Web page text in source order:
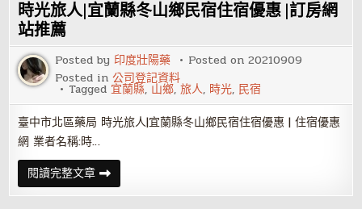
時光旅人|宜蘭縣冬山鄉民宿住宿優惠 |訂房網
站推薦
Posted by 印度壯陽藥 Posted on20210909
Posted in公司登記資料
Tagged宜蘭縣, 山鄉,旅人, 時光, 民宿
臺中市北區藥局 時光旅人|宜蘭縣冬山鄉民宿住宿優惠 | 住宿優惠
網 業者名稱:時…
閱讀完整文章時
光
旅